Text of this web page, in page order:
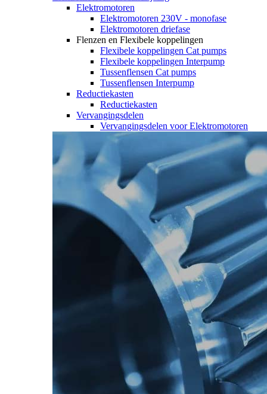
Elektromotoren
Elektromotoren 230V - monofase
Elektromotoren driefase
Flenzen en Flexibele koppelingen
Flexibele koppelingen Cat pumps
Flexibele koppelingen Interpump
Tussenflensen Cat pumps
Tussenflensen Interpump
Reductiekasten
Reductiekasten
Vervangingsdelen
Vervangingsdelen voor Elektromotoren